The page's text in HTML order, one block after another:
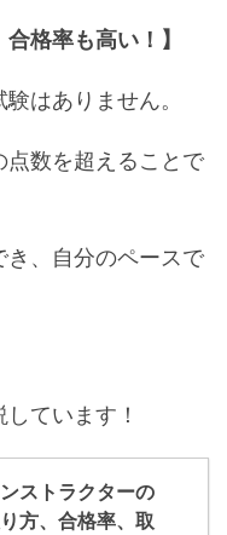
格率も高い！】
はありません。
数を超えることで
き、自分のペースで
ています！
ンストラクターの
方、合格率、取